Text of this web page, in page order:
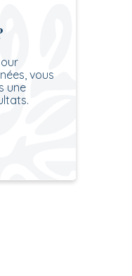
vous
une